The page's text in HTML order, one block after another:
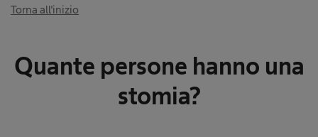
Torna all'inizio
Quante persone hanno una
stomia?